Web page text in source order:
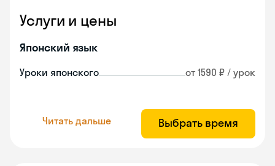
Услуги и цены
Японский язык
Уроки японского от 1590 ₽ / урок
Читать дальше Выбрать время